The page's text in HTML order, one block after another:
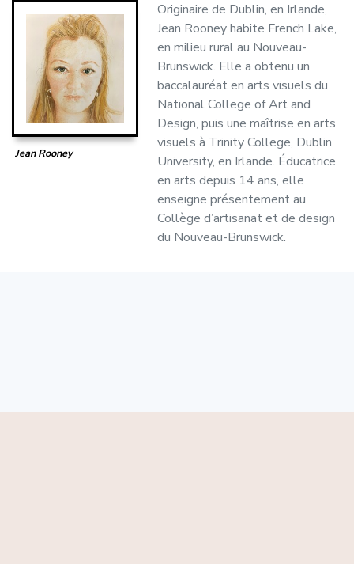
Jean Rooney
Originaire de Dublin, en Irlande,
Jean Rooney habite French Lake,
en milieu rural au Nouveau-
Brunswick. Elle a obtenu un
baccalauréat en arts visuels du
National College of Art and
Design, puis une maîtrise en arts
visuels à Trinity College, Dublin
University, en Irlande. Éducatrice
en arts depuis 14 ans, elle
enseigne présentement au
Collège d’artisanat et de design
du Nouveau-Brunswick.